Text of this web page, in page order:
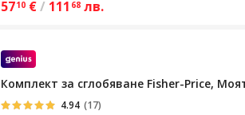
5710 €/ 111 68 лв.
Комплект за сглобяване Fisher-Price,
4.94 (17)